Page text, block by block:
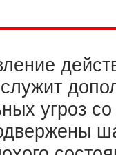
угроз